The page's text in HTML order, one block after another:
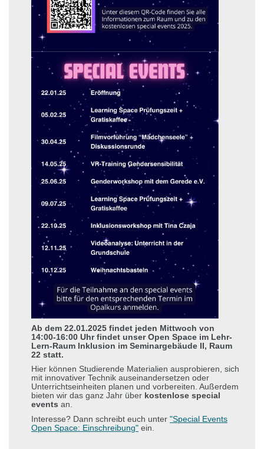
Ab dem 22.01.2025 findet jeden Mittwoch von
14:00-16:00 Uhr findet unser Open Space im Lehr-
Lern-Raum Inklusion im Seminargebäude II, Raum
22 statt.
Hier können Studierende Materialien ausprobieren, sich
mit innovativer Technik auseinandersetzen oder
Unterrichtseinheiten planen und vorbereiten. Außerdem
bieten wir das ganz Jahr über kostenlose special
events an.
Interesse? Dann schreibt euch unter "Special Events
Open Space: Einschreibung" ein.